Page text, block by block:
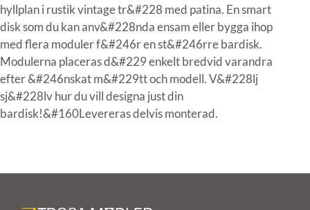
hyllplan i rustik vintage tr&#228 med patina. En smart
disk som du kan anv&#228nda ensam eller bygga ihop
med flera moduler f&#246r en st&#246rre bardisk.
Modulerna placeras d&#229 enkelt bredvid varandra
efter &#246nskat m&#229tt och modell. V&#228lj
sj&#228lv hur du vill designa just din
bardisk!&#160Levereras delvis monterad.